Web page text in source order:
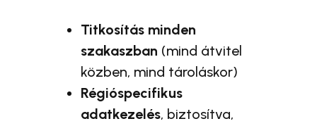
Titkosítás minden
szakaszban (mind átvitel
közben, mind tároláskor)
Régióspecifikus
adatkezelés, biztosítva,